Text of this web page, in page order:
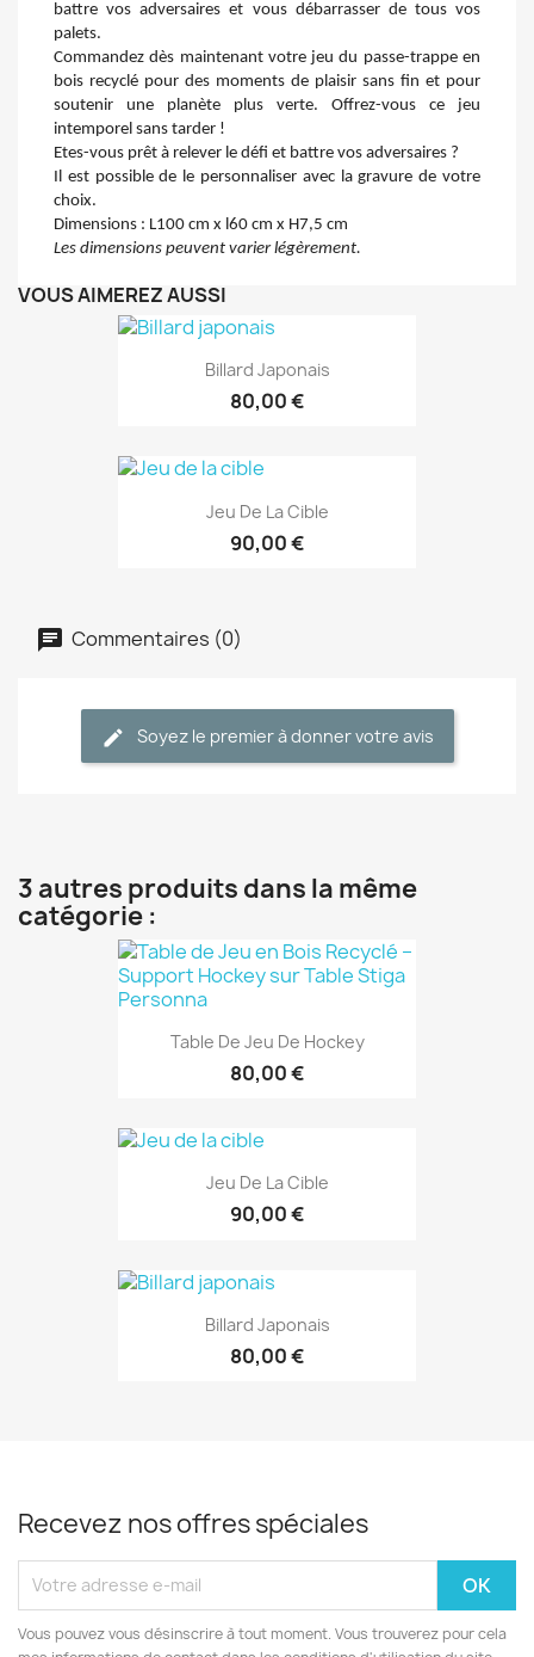
battre vos adversaires et vous débarrasser de tous vos
palets.
Commandez dès maintenant votre jeu du passe-trappe en
bois recyclé pour des moments de plaisir sans fin et pour
soutenir une planète plus verte. Offrez-vous ce jeu
intemporel sans tarder !
Etes-vous prêt à relever le défi et battre vos adversaires ?
Il est possible de le personnaliser avec la gravure de votre
choix.
Dimensions : L100 cm x l60 cm x H7,5 cm
Les dimensions peuvent varier légèrement.
VOUS AIMEREZ AUSSI
Billard Japonais
80,00 €
Jeu De La Cible
90,00 €
Commentaires (0)
Soyez le premier à donner votre avis
3 autres produits dans la même
catégorie :
Table De Jeu De Hockey
80,00 €
Jeu De La Cible
90,00 €
Billard Japonais
80,00 €
Recevez nos offres spéciales
Vous pouvez vous désinscrire à tout moment. Vous trouverez pour cela